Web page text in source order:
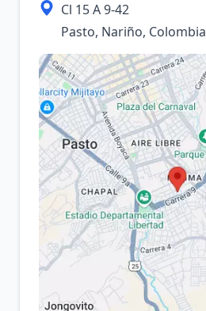
Cl 15 A 9-42
Pasto, Nariño, Colombia